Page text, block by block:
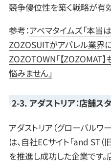
競争優位性を築く戦略が有
参考：アベマタイムズ「本当
ZOZOSUITがアパレル業界
ZOZOTOWN「【ZOZOMAT
悩みません」
2-3. アダストリア：店舗ス
アダストリア（グローバルワ
は、自社ECサイト「and ST（
を推進し成功した企業です